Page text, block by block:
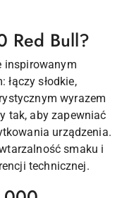
Red Bull?
inspirowanym
słodkie,
wyrazem
tak, aby zapewniać
urządzenia.
smaku i
technicznej.